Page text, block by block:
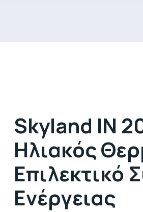
Skyland IN
Ηλιακός
Επιλεκτικό
Ενέργειας